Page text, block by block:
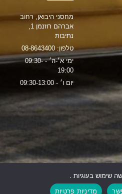
מחסני היבואן, רחוב
נתיבות
טלפון: 08-8643400
ימי א׳-ה׳ - 09:30-
19:00
יום ו׳ - 09:30-13:00
שימוש בעוגיות .
מדיניות פרטיות